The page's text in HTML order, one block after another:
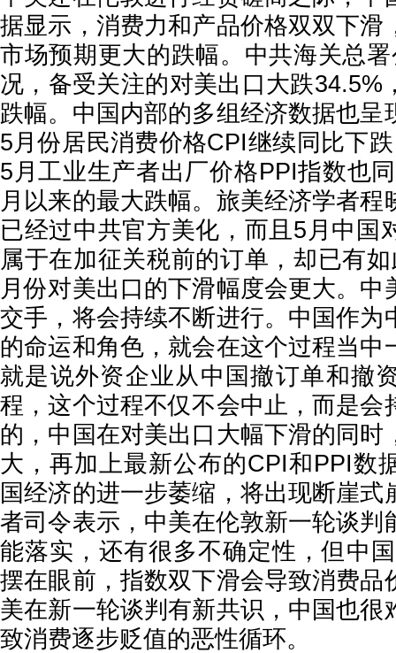
据显示，消费力和产品价格双双下滑
市场预期更大的跌幅。中共海关总
况，备受关注的对美出口大跌34.5%
跌幅。中国内部的多组经济数据也呈
5月份居民消费价格CPI继续同比下
5月工业生产者出厂价格PPI指数也
月以来的最大跌幅。旅美经济学者程
已经过中共官方美化，而且5月中国
属于在加征关税前的订单，却已有
月份对美出口的下滑幅度会更大。中
交手，将会持续不断进行。中国作为
的命运和角色，就会在这个过程当中
就是说外资企业从中国撤订单和撤
程，这个过程不仅不会中止，而是会
的，中国在对美出口大幅下滑的同时
大，再加上最新公布的CPI和PPI数
国经济的进一步萎缩，将出现断崖式
者司令表示，中美在伦敦新一轮谈判
能落实，还有很多不确定性，但中
摆在眼前，指数双下滑会导致消费品
美在新一轮谈判有新共识，中国也很
致消费逐步贬值的恶性循环。